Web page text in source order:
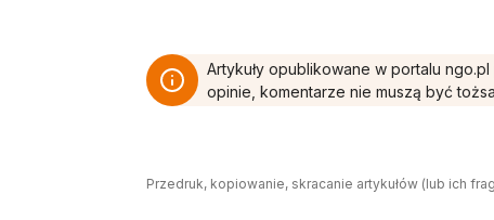
Artykuły opublikowane w portalu
opinie, komentarze nie muszą być
Przedruk, kopiowanie, skracanie artykułów (lub ich